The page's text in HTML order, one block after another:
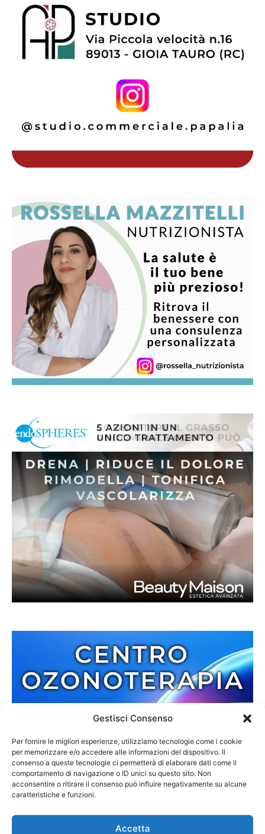
Gestisci Consenso
Per fornire le migliori esperienze, utilizziamo tecnologie come i cookie
per memorizzare e/o accedere alle informazioni del dispositivo. Il
consenso a queste tecnologie ci permetterà di elaborare dati come il
comportamento di navigazione o ID unici su questo sito. Non
acconsentire o ritirare il consenso può influire negativamente su alcune
caratteristiche e funzioni.
Accetta